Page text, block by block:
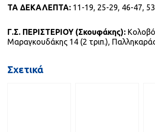
ΤΑ ΔΕΚΑΛΕΠΤΑ: 11-19, 25-29, 46-47,
Γ.Σ. ΠΕΡΙΣΤΕΡΙΟΥ (Σκουφάκης):
Μαραγκουδάκης 14 (2 τριπ.),
Σχετικά